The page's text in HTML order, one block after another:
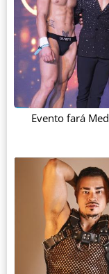
Evento fará